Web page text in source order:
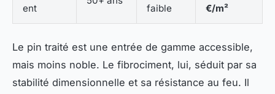
ent
faible
€/m²
Le pin traité est une entrée de gamme accessible,
mais moins noble. Le fibrociment, lui, séduit par sa
stabilité dimensionnelle et sa résistance au feu. Il